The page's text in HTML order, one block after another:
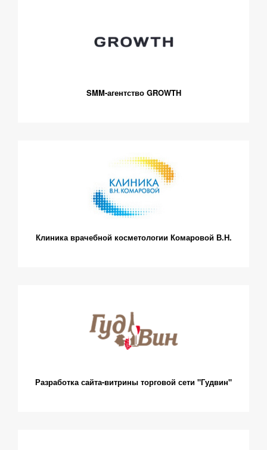
SMM-агентство GROWTH
Клиника врачебной косметологии Комаровой В.Н.
Разработка сайта-витрины торговой сети "Гудвин"